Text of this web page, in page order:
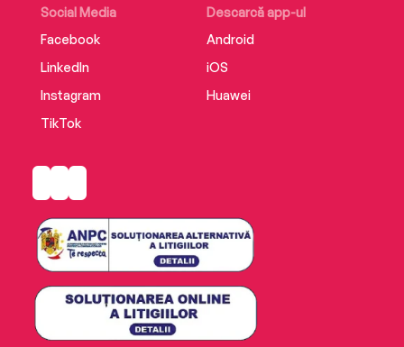
Social Media
Facebook
LinkedIn
Instagram
TikTok
Descarcă app-ul
Android
iOS
Huawei